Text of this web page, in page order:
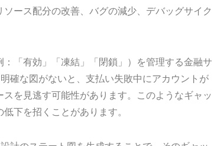
ース配分の改善、バグの減少、デバッグサイク
「有効」「凍結」「閉鎖」）を管理する金融サ
確な図がないと、支払い失敗中にアカウントが
を見逃す可能性があります。このようなギャッ
下を招くことがあります。